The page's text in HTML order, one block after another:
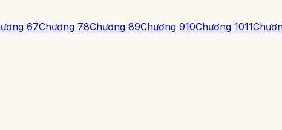
67Chương 78Chương 89Chương 910Chương 1011